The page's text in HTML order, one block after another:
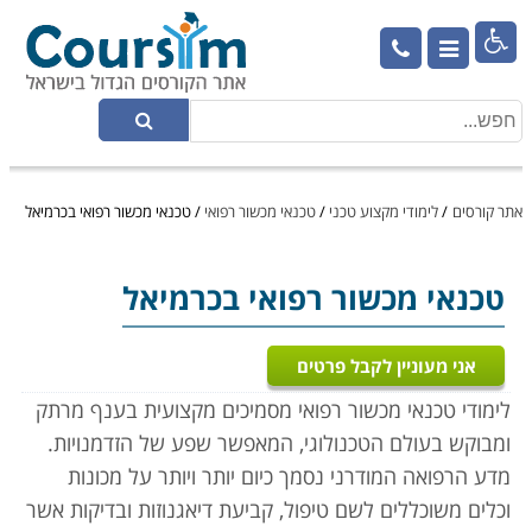

אתר קורסים /לימודי מקצוע טכני /טכנאי מכשור רפואי /טכנאי מכשור רפואי בכרמיאל
טכנאי מכשור רפואי בכרמיאל
אני מעוניין לקבל פרטים
לימודי טכנאי מכשור רפואי מסמיכים מקצועית בענף מרתק
ומבוקש בעולם הטכנולוגי, המאפשר שפע של הזדמנויות.
מדע הרפואה המודרני נסמך כיום יותר ויותר על מכונות
וכלים משוכללים לשם טיפול, קביעת דיאגנוזות ובדיקות אשר